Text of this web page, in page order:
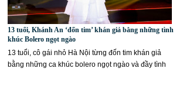
13 tuổi, Khánh An ‘đốn tim’ khán giả bằng những tình
khúc Bolero ngọt ngào
13 tuổi, cô gái nhỏ Hà Nội từng đốn tim khán giả
bằng những ca khúc bolero ngọt ngào và đầy tình